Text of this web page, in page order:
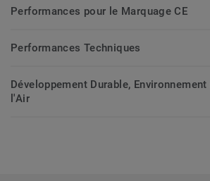
Performances pour le Marquage CE
Performances Techniques
Développement Durable,
l'Air